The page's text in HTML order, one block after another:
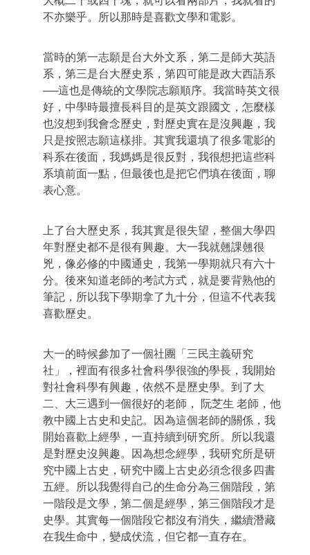
不亦樂乎。所以那時是喜歡文學和電影。
當時的第一志願是台大外文系，第二是師大英語
系，第三是台大歷史系，第四可能是政大西語系
──這也是傳統的文學院志願順序。我當時英文很
好，中學時最擅長科目的是英文跟國文，怎麼樣
也沒想到我會念歷史，對歷史實在是沒興趣，我
只是按照志願這樣排。其實我還填了很多電影的
科系在後面，我媽媽是很反對，我很想把這些科
系填前面一點，但最後也是把它們填在後面，聊
表心意。
上了台大歷史系，我其實是很失望，整個大學四
年對歷史都不是很有興趣。大一我就翹課翹很
兇，像必修的中國通史，我第一學期就只有六十
分。後來知道老師的考試方式，就是要背熟他的
筆記，所以我下學期拿了九十分，但這不代表我
喜歡歷史。
大一的時候參加了一個社團「三民主義研究
社」，裡面有很多社會科學很強的學長，我開始
對社會科學有興趣，依然不是歷史學。到了大
二、大三遇到一個很好的老師，
阮芝生 老師，他
教中國上古史和史記。因為這個老師的關係，我
開始喜歡上經學，一直持續到研究所。所以我還
是對歷史沒興趣。因為想念經學，我研究所是研
究中國上古史，研究中國上古史必須念很多四書
五經。所以我覺得自己的生命分為三個階段，第
一階段是文學，第二個是經學，第三個階段才是
史學。其實每一個階段它都沒有消失，繼續潛藏
在我生命中，變成伏流，但它都一直存在。